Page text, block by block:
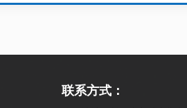
联系方式：